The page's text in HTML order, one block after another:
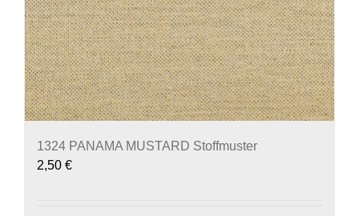
1324 PANAMA MUSTARD Stoffmuster
2,50 €